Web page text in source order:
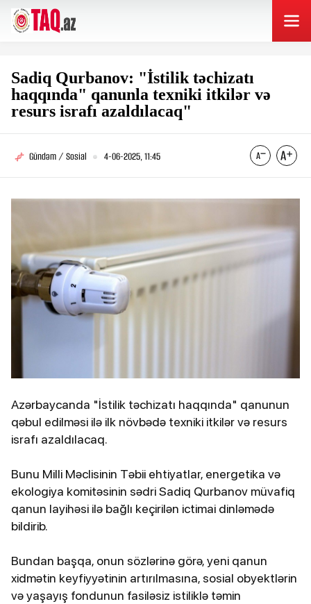
Sadiq Qurbanov: "İstilik təchizatı
haqqında" qanunla texniki itkilər və
resurs israfı azaldılacaq"
Gündəm / Sosial 4-06-2025, 11:45
Azərbaycanda "İstilik təchizatı haqqında" qanunun
qəbul edilməsi ilə ilk növbədə texniki itkilər və resurs
israfı azaldılacaq.
Bunu Milli Məclisinin Təbii ehtiyatlar, energetika və
ekologiya komitəsinin sədri Sadiq Qurbanov müvafiq
qanun layihəsi ilə bağlı keçirilən ictimai dinləmədə
bildirib.
Bundan başqa, onun sözlərinə görə, yeni qanun
xidmətin keyfiyyətinin artırılmasına, sosial obyektlərin
və yaşayış fondunun fasiləsiz istiliklə təmin